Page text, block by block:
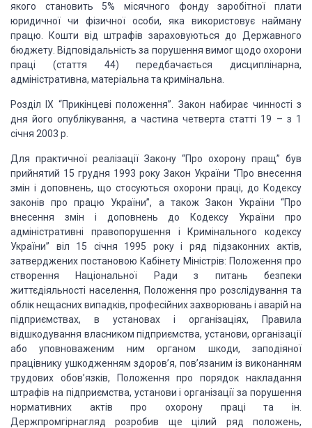
якого становить 5% місячного фонду заробітної плати
юридичної чи фізичної особи, яка використовує найману
працю. Кошти від штрафів зараховуються до Державного
бюджету. Відповідальність за порушення вимог щодо охорони
праці (стаття 44) передбачається дисциплінарна,
адміністративна, матеріальна та кримінальна.
Розділ IX “Прикінцеві положення”. Закон набирає чинності з
дня його опублікування, а частина четверта статті 19 – з 1
січня 2003 р.
Для практичної реалізації Закону “Про охорону пращ” був
прийнятий 15 грудня 1993 року Закон України “Про внесення
змін і доповнень, що стосуються охорони праці, до Кодексу
законів про працю України”, а також Закон України “Про
внесення змін і доповнень до Кодексу України про
адміністративні правопорушення і Кримінального кодексу
України” віл 15 січня 1995 року і ряд підзаконних актів,
затверджених постановою Кабінету Міністрів: Положення про
створення Національної Ради з питань безпеки
життєдіяльності населення, Положення про розслідування та
облік нещасних випадків, професійних захворювань і аварій на
підприємствах, в установах і організаціях, Правила
відшкодування власником підприємства, установи, організації
або уповноваженим ним органом шкоди, заподіяної
працівнику ушкодженням здоров’я, пов’язаним із виконанням
трудових обов’язків, Положення про порядок накладання
штрафів на підприємства, установи і організації за порушення
нормативних актів про охорону праці та ін.
Держпромгірнагляд розробив ще цілий ряд положень,